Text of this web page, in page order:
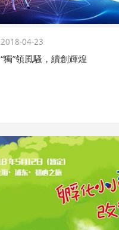
2018-04-23
“獨”領風騷，續創輝煌